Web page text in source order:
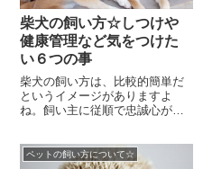
柴犬の飼い方☆しつけや
健康管理など気をつけた
い６つの事
柴犬の飼い方は、比較的簡単だ
というイメージがありますよ
ね。飼い主に従順で忠誠心が強
も人気があるくらいです...
ペットの飼い方について☆